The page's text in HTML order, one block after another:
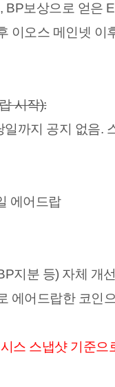
보상으로 얻은
이오스 메인넷 이
시작):
일까지 공지 없음.
에어드랍
지분 등) 자체 개
에어드랍한 코인
스 스냅샷 기준으